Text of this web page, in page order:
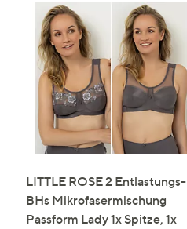
LITTLE ROSE 2 Entlastungs-
BHs Mikrofasermischung
Passform Lady 1x Spitze, 1x